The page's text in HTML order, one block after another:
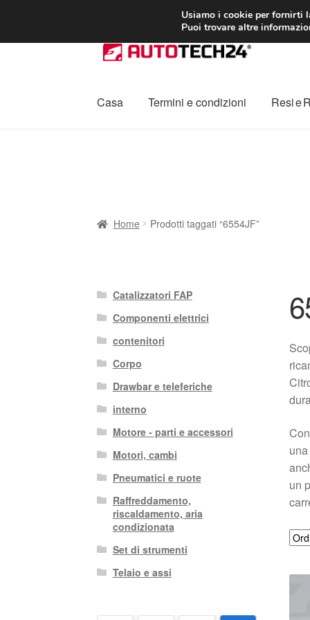
CONSEGNA da
Vai
alla
Vai
al
Casa
Termini e condizioni Resi e
Home Prodotti taggati “6554JF”
un
Catalizzatori FAP
Componenti elettrici
contenitori
Corpo
Drawbar e teleferiche
interno
Motore - parti e accessori
Motori, cambi
Pneumatici e ruote
Raffreddamento,
riscaldamento, aria
condizionata
Set di strumenti
Telaio e assi
Usiamo i cookie per fornirti
Puoi trovare altre